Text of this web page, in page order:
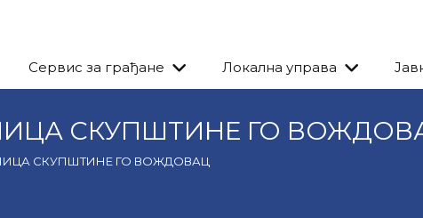
Сервис за грађане Локална управа
СКУПШТИНЕ ГО
СКУПШТИНЕ ГО ВОЖДОВАЦ